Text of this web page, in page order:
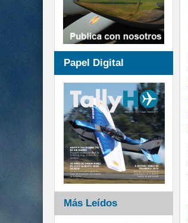
Papel Digital
Más Leídos